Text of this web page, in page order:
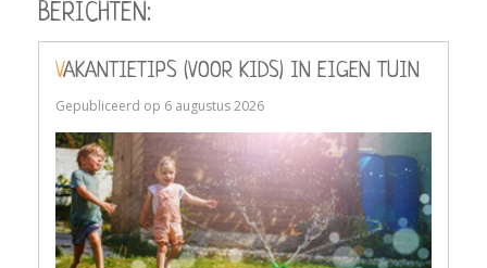
BERICHTEN:
VAKANTIETIPS (VOOR KIDS) IN EIGEN TUIN
Gepubliceerd op 6 augustus 2026